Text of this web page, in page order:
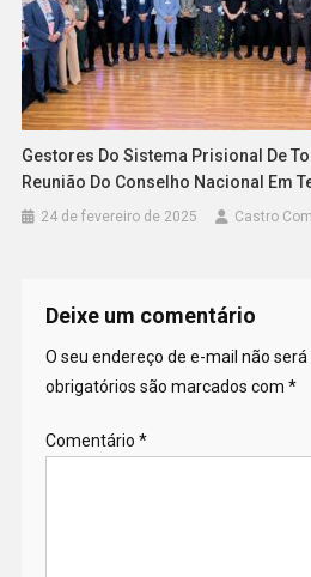
Gestores Do Sistema Prisional De
Reunião Do Conselho Nacional Em
24 de fevereiro de 2025 Castro
Deixe um comentário
O seu endereço de e-mail não será
obrigatórios são marcados com *
Comentário *